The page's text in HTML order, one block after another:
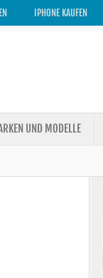
IPHONE KAUFEN
UND MODELLE